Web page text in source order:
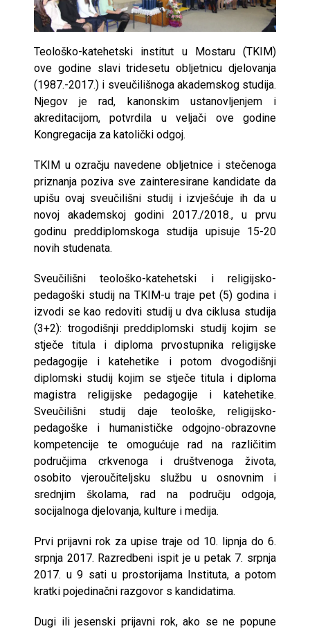
Teološko-katehetski institut u Mostaru (TKIM)
ove godine slavi tridesetu obljetnicu djelovanja
(1987.-2017.) i sveučilišnoga akademskog studija.
Njegov je rad, kanonskim ustanovljenjem i
akreditacijom, potvrdila u veljači ove godine
Kongregacija za katolički odgoj.
TKIM u ozračju navedene obljetnice i stečenoga
priznanja poziva sve zainteresirane kandidate da
upišu ovaj sveučilišni studij i izvješćuje ih da u
novoj akademskoj godini 2017./2018., u prvu
godinu preddiplomskoga studija upisuje 15-20
novih studenata.
Sveučilišni teološko-katehetski i religijsko-
pedagoški studij na TKIM-u traje pet (5) godina i
izvodi se kao redoviti studij u dva ciklusa studija
(3+2): trogodišnji preddiplomski studij kojim se
stječe titula i diploma prvostupnika religijske
pedagogije i katehetike i potom dvogodišnji
diplomski studij kojim se stječe titula i diploma
magistra religijske pedagogije i katehetike.
Sveučilišni studij daje teološke, religijsko-
pedagoške i humanističke odgojno-obrazovne
kompetencije te omogućuje rad na različitim
područjima crkvenoga i društvenoga života,
osobito vjeroučiteljsku službu u osnovnim i
srednjim školama, rad na području odgoja,
socijalnoga djelovanja, kulture i medija.
Prvi prijavni rok za upise traje od 10. lipnja do 6.
srpnja 2017. Razredbeni ispit je u petak 7. srpnja
2017. u 9 sati u prostorijama Instituta, a potom
kratki pojedinačni razgovor s kandidatima.
Dugi ili jesenski prijavni rok, ako se ne popune